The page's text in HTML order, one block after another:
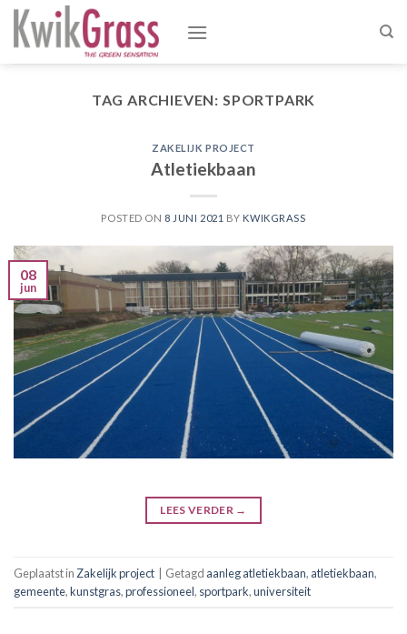
Skip
TAG ARCHIEVEN: SPORTPARK
ZAKELIJK PROJECT
Atletiekbaan
POSTED ON 8 JUNI 2021 BY KWIKGRASS
08
jun
LEES VERDER →
Geplaatst in Zakelijk project | Getagd aanleg atletiekbaan, atletiekbaan,
gemeente,kunstgras,professioneel, sportpark,universiteit